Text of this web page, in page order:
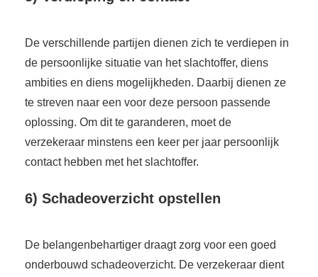
De verschillende partijen dienen zich te verdiepen in
de persoonlijke situatie van het slachtoffer, diens
ambities en diens mogelijkheden. Daarbij dienen ze
te streven naar een voor deze persoon passende
oplossing. Om dit te garanderen, moet de
verzekeraar minstens een keer per jaar persoonlijk
contact hebben met het slachtoffer.
6) Schadeoverzicht opstellen
De belangenbehartiger draagt zorg voor een goed
onderbouwd schadeoverzicht. De verzekeraar dient